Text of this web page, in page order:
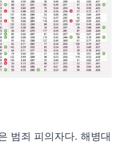
범죄 피의자다. 해병대